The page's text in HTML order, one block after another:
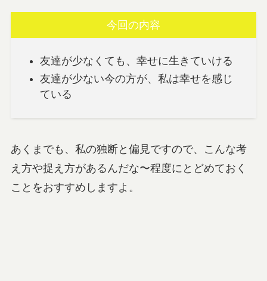
今回の内容
友達が少なくても、幸せに生きていける
友達が少ない今の方が、私は幸せを感じ
ている
あくまでも、私の独断と偏見ですので、こんな考
え方や捉え方があるんだな〜程度にとどめておく
ことをおすすめしますよ。